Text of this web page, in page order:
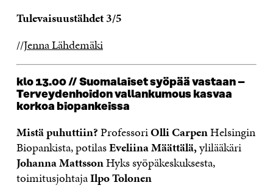
Tulevaisuustähdet 3/5
//Jenna Lähdemäki
klo 13.00 // Suomalaiset syöpää vastaan –
Terveydenhoidon vallankumous kasvaa
korkoa biopankeissa
Mistäpuhuttiin?ProfessoriOlli CarpenHelsingin
Biopankista, potilasEveliina Määttälä,ylilääkäri
Johanna MattssonHyks syöpäkeskuksesta,
toimitusjohtajaIlpo Tolonen